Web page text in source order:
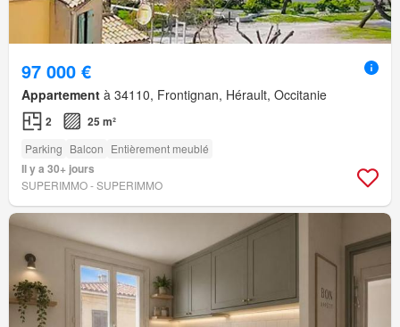
97 000 €
Appartement à 34110, Frontignan, Hérault, Occitanie
2 25 m²
Parking Balcon Entièrement meublé
Il y a 30+ jours
SUPERIMMO - SUPERIMMO